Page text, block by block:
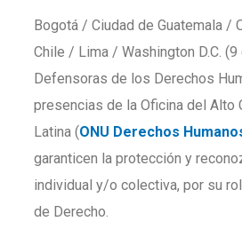
Bogotá / Ciudad de Guatemala /
Chile / Lima / Washington D.C.
Defensoras de los Derechos
presencias de la Oficina del Alto
Latina (ONU Derechos
garanticen la protección y
individual y/o colectiva, por su
de Derecho.